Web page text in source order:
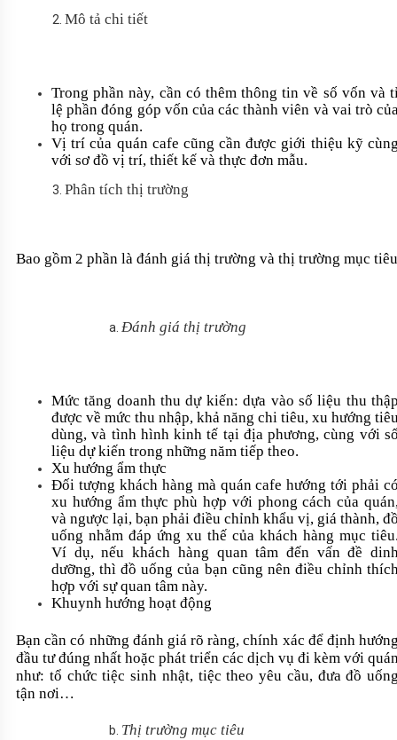
Mô tả chi tiết
Trong phần này, cần có thêm thông tin về số vốn và
lệ phần đóng góp vốn của các thành viên và vai trò
họ trong quán.
Vị trí của quán cafe cũng cần được giới thiệu kỹ
với sơ đồ vị trí, thiết kế và thực đơn mẫu.
Phân tích thị trường
Bao gồm 2 phần là đánh giá thị trường và thị trường mục tiêu
Đánh giá thị trường
Mức tăng doanh thu dự kiến: dựa vào số liệu thu
được về mức thu nhập, khả năng chi tiêu, xu hướng
dùng, và tình hình kinh tế tại địa phương, cùng với
liệu dự kiến trong những năm tiếp theo.
Xu hướng ẩm thực
Đối tượng khách hàng mà quán cafe hướng tới phải
xu hướng ẩm thực phù hợp với phong cách của
và ngược lại, bạn phải điều chỉnh khẩu vị, giá thành,
uống nhằm đáp ứng xu thế của khách hàng mục
Ví dụ, nếu khách hàng quan tâm đến vấn đề
dưỡng, thì đồ uống của bạn cũng nên điều chỉnh
hợp với sự quan tâm này.
Khuynh hướng hoạt động
Bạn cần có những đánh giá rõ ràng, chính xác để định
đầu tư đúng nhất hoặc phát triển các dịch vụ đi kèm với
như: tổ chức tiệc sinh nhật, tiệc theo yêu cầu, đưa đồ
tận nơi…
Thị trường mục tiêu